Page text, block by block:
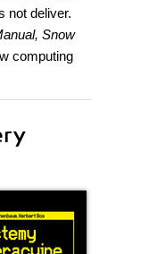
not deliver.
Snow
computing